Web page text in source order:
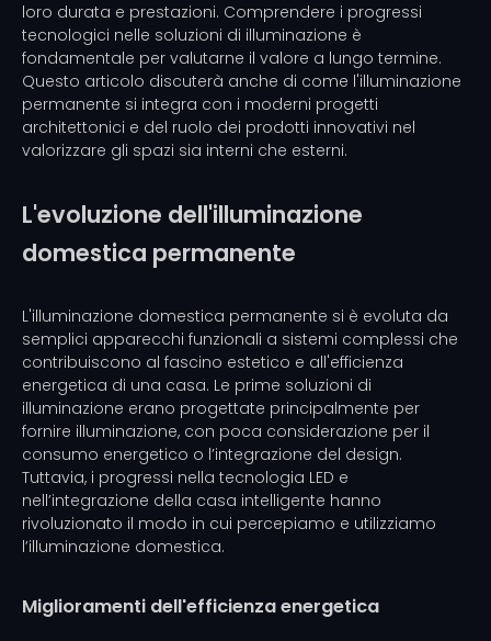
loro durata e prestazioni. Comprendere i progressi
tecnologici nelle soluzioni di illuminazione è
fondamentale per valutarne il valore a lungo termine.
Questo articolo discuterà anche di come l'illuminazione
permanente si integra con i moderni progetti
architettonici e del ruolo dei prodotti innovativi nel
valorizzare gli spazi sia interni che esterni.
L'evoluzione dell'illuminazione
domestica permanente
L'illuminazione domestica permanente si è evoluta da
semplici apparecchi funzionali a sistemi complessi che
contribuiscono al fascino estetico e all'efficienza
energetica di una casa. Le prime soluzioni di
illuminazione erano progettate principalmente per
fornire illuminazione, con poca considerazione per il
consumo energetico o l’integrazione del design.
Tuttavia, i progressi nella tecnologia LED e
nell’integrazione della casa intelligente hanno
rivoluzionato il modo in cui percepiamo e utilizziamo
l’illuminazione domestica.
Miglioramenti dell'efficienza energetica